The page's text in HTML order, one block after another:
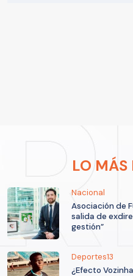
LO MÁS
Nacional
Asociación de
salida de
gestión”
Deportes13
¿Efecto